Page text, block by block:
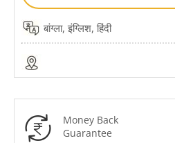
बांग्ला, इंग्लिश, हिंदी
Money Back
Guarantee